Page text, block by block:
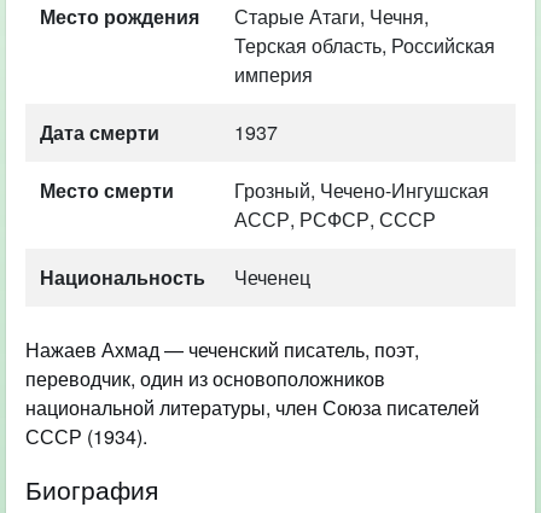
Место рождения
Старые Атаги, Чечня,
Терская область, Российская
империя
Дата смерти 1937
Место смерти
Грозный, Чечено-Ингушская
АССР, РСФСР, СССР
Национальность Чеченец
Нажаев Ахмад — чеченский писатель, поэт,
переводчик, один из основоположников
национальной литературы, член Союза писателей
СССР (1934).
Биография